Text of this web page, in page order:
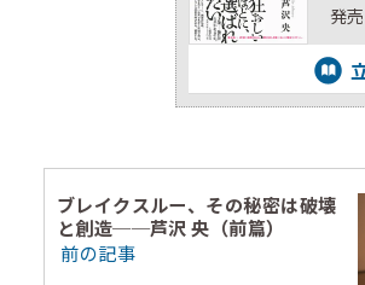
発
ブレイクスルー、その秘密は破壊
と創造──芦沢 央（前篇）
前の記事